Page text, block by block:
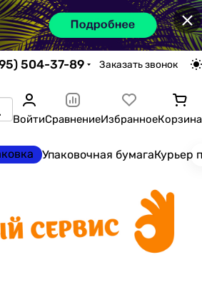
×
504-37-89 Заказать звонок
ВойтиСравнениеИзбранноеКорзина
Упаковочная бумагаКурьер